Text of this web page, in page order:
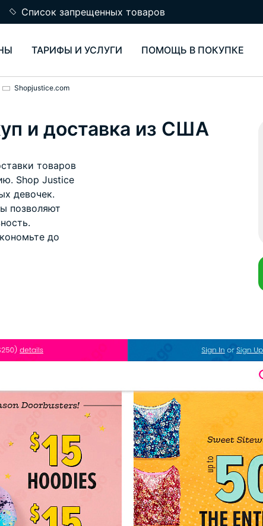
Список запрещенных товаров
ТАРИФЫ И УСЛУГИ ПОМОЩЬ В ПОКУПКЕ
Shopjustice.com
и доставка из США
товаров
Shop Justice
девочек.
позволяют
до